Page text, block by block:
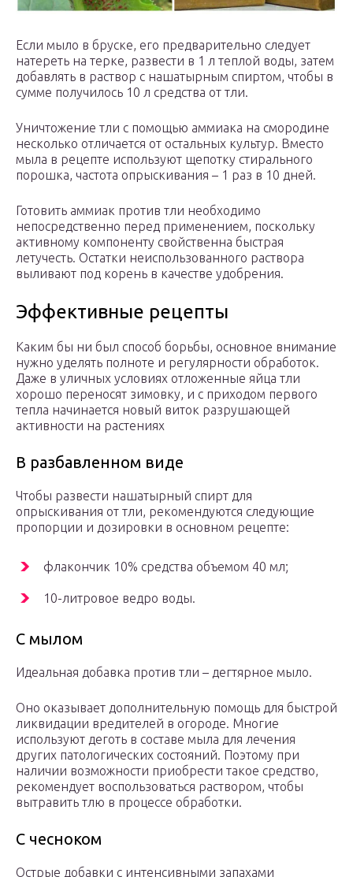
Если мыло в бруске, его предварительно следует
натереть на терке, развести в 1 л теплой воды, затем
добавлять в раствор с нашатырным спиртом, чтобы в
сумме получилось 10 л средства от тли.
Уничтожение тли с помощью аммиака на смородине
несколько отличается от остальных культур. Вместо
мыла в рецепте используют щепотку стирального
порошка, частота опрыскивания – 1 раз в 10 дней.
Готовить аммиак против тли необходимо
непосредственно перед применением, поскольку
активному компоненту свойственна быстрая
летучесть. Остатки неиспользованного раствора
выливают под корень в качестве удобрения.
Эффективные рецепты
Каким бы ни был способ борьбы, основное внимание
нужно уделять полноте и регулярности обработок.
Даже в уличных условиях отложенные яйца тли
хорошо переносят зимовку, и с приходом первого
тепла начинается новый виток разрушающей
активности на растениях
В разбавленном виде
Чтобы развести нашатырный спирт для
опрыскивания от тли, рекомендуются следующие
пропорции и дозировки в основном рецепте:
флакончик 10% средства объемом 40 мл;
10-литровое ведро воды.
С мылом
Идеальная добавка против тли – дегтярное мыло.
Оно оказывает дополнительную помощь для быстрой
ликвидации вредителей в огороде. Многие
используют деготь в составе мыла для лечения
других патологических состояний. Поэтому при
наличии возможности приобрести такое средство,
рекомендует воспользоваться раствором, чтобы
вытравить тлю в процессе обработки.
С чесноком
Острые добавки с интенсивными запахами